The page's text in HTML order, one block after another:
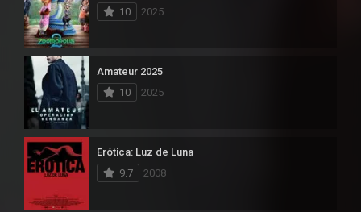
10 2025
Amateur 2025
10
2025
Erótica: Luz de Luna
9.7
2008